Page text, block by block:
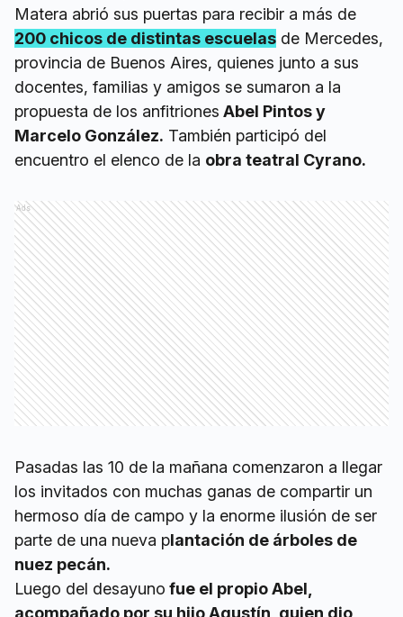
Matera abrió sus puertas para recibir a más de
200 chicos de distintas escuelas de Mercedes,
provincia de Buenos Aires, quienes junto a sus
docentes, familias y amigos se sumaron a la
propuesta de los anfitriones Abel Pintos y
Marcelo González. También participó del
encuentro el elenco de la obra teatral Cyrano.
Ads
Pasadas las 10 de la mañana comenzaron a llegar
los invitados con muchas ganas de compartir un
hermoso día de campo y la enorme ilusión de ser
parte de una nueva plantación de árboles de
nuez pecán.
Luego del desayuno fue el propio Abel,
acompañado por su hijo Agustín, quien dio